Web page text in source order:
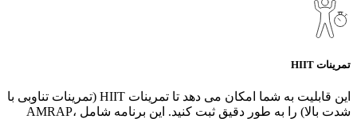
تمرینات HIIT
این قابلیت به شما امکان می دهد تا تمرینات HIIT (تمرینات تناوبی با
شدت بالا) را به طور دقیق ثبت کنید. این برنامه شامل AMRAP،